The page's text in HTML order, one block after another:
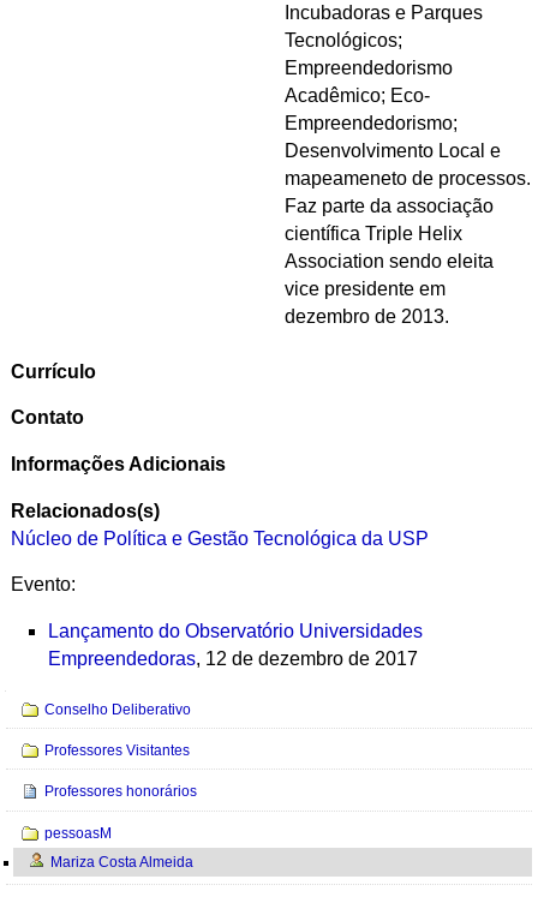
Incubadoras e Parques
Tecnológicos;
Empreendedorismo
Acadêmico; Eco-
Empreendedorismo;
Desenvolvimento Local e
mapeameneto de processos.
Faz parte da associação
científica Triple Helix
Association sendo eleita
vice presidente em
dezembro de 2013.
Currículo
Contato
Informações Adicionais
Relacionados(s)
Núcleo de Política e Gestão Tecnológica da USP
Evento:
Lançamento do Observatório Universidades
Empreendedoras, 12 de dezembro de 2017
Conselho Deliberativo
Professores Visitantes
Professores honorários
pessoasM
Mariza Costa Almeida